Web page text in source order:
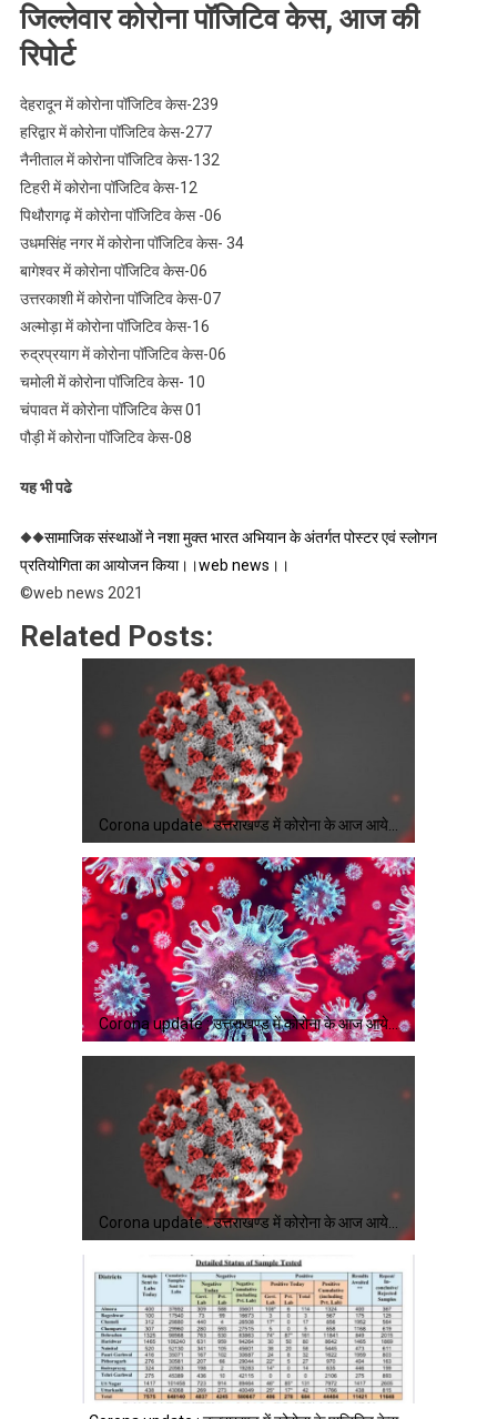
जिल्लेवार कोरोना पॉजिटिव केस, आज की
रिपोर्ट
देहरादून में कोरोना पॉजिटिव केस-239
हरिद्वार में कोरोना पॉजिटिव केस-277
नैनीताल में कोरोना पॉजिटिव केस-132
टिहरी में कोरोना पॉजिटिव केस-12
पिथौरागढ़ में कोरोना पॉजिटिव केस -06
उधमसिंह नगर में कोरोना पॉजिटिव केस- 34
बागेश्वर में कोरोना पॉजिटिव केस-06
उत्तरकाशी में कोरोना पॉजिटिव केस-07
अल्मोड़ा में कोरोना पॉजिटिव केस-16
रुद्रप्रयाग में कोरोना पॉजिटिव केस-06
चमोली में कोरोना पॉजिटिव केस- 10
चंपावत में कोरोना पॉजिटिव केस 01
पौड़ी में कोरोना पॉजिटिव केस-08
यह भी पढे
◆◆सामाजिक संस्थाओं ने नशा मुक्त भारत अभियान के अंतर्गत पोस्टर एवं स्लोगन
प्रतियोगिता का आयोजन किया।।web news।।
©web news 2021
Related Posts:
Corona update : उत्तराखण्ड में कोरोना के आज आये…
Corona update : उत्तराखण्ड में कोरोना के आज आये…
Corona update : उत्तराखण्ड में कोरोना के आज आये…